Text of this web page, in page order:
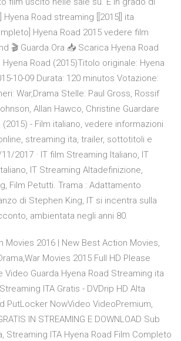
Road streaming [[2015]] ita
Hyena Road 2015 vedere film
🎬 Guarda Ora 📥 Scarica Hyena Road
Road (2015)Titolo originale: Hyena
10-09 Durata: 120 minutos Votazione:
War,Drama Stelle: Paul Gross, Rossif
Allan Hawco, Christine Guardare
(2015) - Film italiano, vedere informazioni
streaming ita, trailer, sottotitoli e
2017 · IT film Streaming Italiano, IT
IT Streaming Altadefinizione,
Film Petutti. Trama : Adattamento
di Stephen King, IT si incentra sulla
ambientata negli anni 80.
Movies 2016 | New Best Action Movies,
Movies 2015 Full HD Please
Video Guarda Hyena Road Streaming ita
ITA Gratis - DVDrip HD Alta
PutLocker NowVideo VideoPremium,
IN STREAMING E DOWNLOAD Sub
Streaming ITA Hyena Road Film Completo